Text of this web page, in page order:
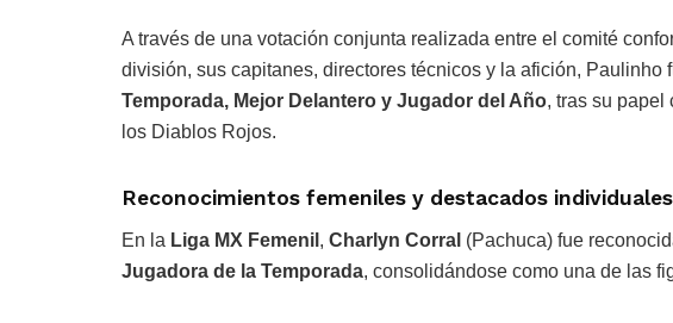
A través de una votación conjunta realizada entre el comité
división, sus capitanes, directores técnicos y la afición, Paulinho
Temporada, Mejor Delantero y Jugador del Año, tras su papel
los Diablos Rojos.
Reconocimientos femeniles y destacados individuales
En la Liga MX Femenil , Charlyn Corral (Pachuca) fue
Jugadora de la Temporada, consolidándose como una de las